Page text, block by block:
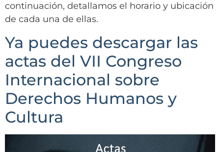
continuación, detallamos el horario y ubicación
de cada una de ellas.
Ya puedes descargar las
actas del VII Congreso
Internacional sobre
Derechos Humanos y
Cultura